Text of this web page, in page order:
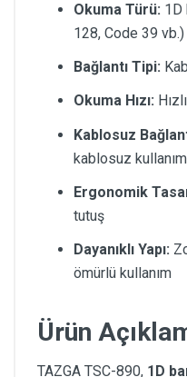
Okuma Türü: 1D
128, Code 39 vb.)
Bağlantı Tipi:
Okuma Hızı:
Kablosuz
kablosuz kullanım
Ergonomik
tutuş
Dayanıklı Yapı:
ömürlü kullanım
Ürün
TAZGA TSC-890, 1D